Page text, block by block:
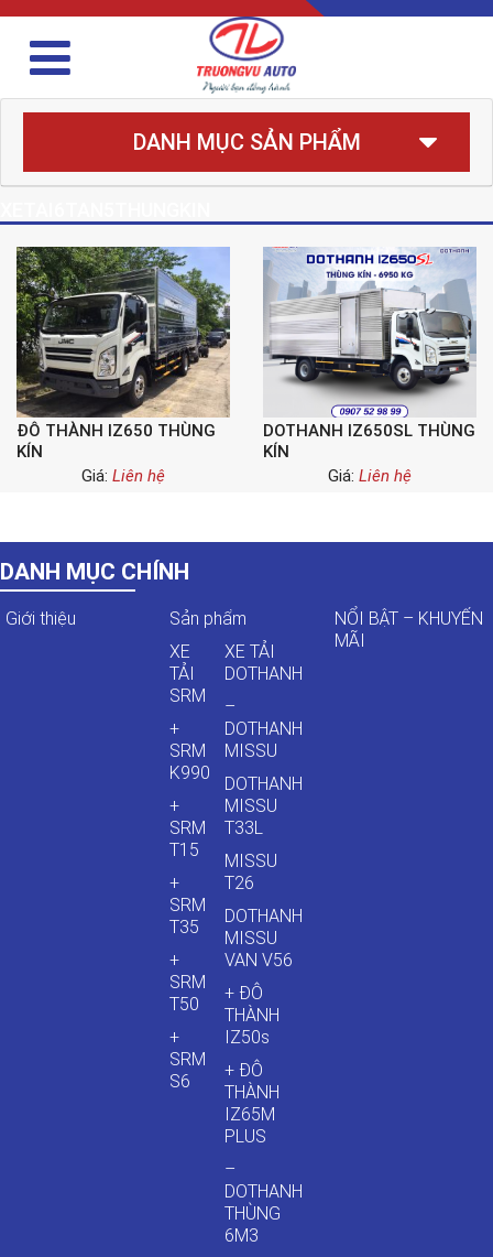
DANH MỤC SẢN PHẨM
ĐÔ THÀNH IZ650 THÙNG
KÍN
Giá: Liên hệ
DOTHANH IZ650SL THÙNG
KÍN
Giá: Liên hệ
DANH MỤC CHÍNH
Giới thiệu
Sản phẩm
XE
TẢI
SRM
+
SRM
K990
+
SRM
T15
+
SRM
T35
+
SRM
T50
+
SRM
S6
XE TẢI
DOTHANH
–
DOTHANH
MISSU
DOTHANH
MISSU
T33L
MISSU
T26
DOTHANH
MISSU
VAN V56
+ ĐÔ
THÀNH
IZ50s
+ ĐÔ
THÀNH
IZ65M
PLUS
–
DOTHANH
THÙNG
6M3
NỔI BẬT – KHUYẾN
MÃI